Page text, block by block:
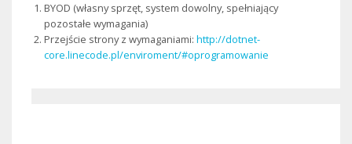
BYOD (własny sprzęt, system dowolny, spełniający
pozostałe wymagania)
Przejście strony z wymaganiami:http://dotnet-
core.linecode.pl/enviroment/#oprogramowanie